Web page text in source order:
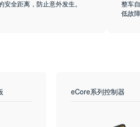
安全距离，防止意外发生。
整车
低故障
eCore系列控制器